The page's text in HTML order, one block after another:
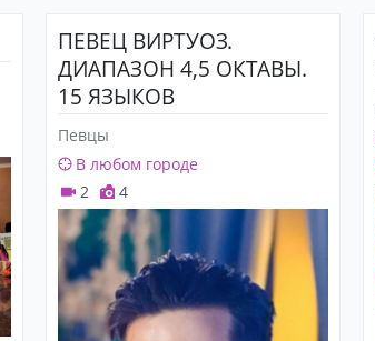
ПЕВЕЦ ВИРТУОЗ.
ДИАПАЗОН 4,5 ОКТАВЫ.
15 ЯЗЫКОВ
Певцы
В любом городе
2
4